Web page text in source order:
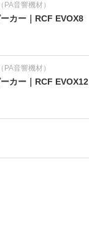
音響機材）
カー｜RCF EVOX8
音響機材）
カー｜RCF EVOX12